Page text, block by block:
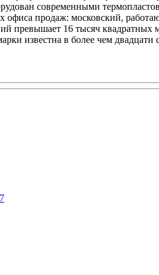
современными
офиса продаж: московский,
16 тысяч квадратных
известна в более чем